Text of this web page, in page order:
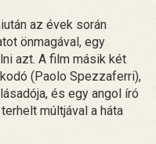
az évek során
önmagával, egy
azt. A film másik két
(Paolo Spezzaferri),
és egy angol író
múltjával a háta